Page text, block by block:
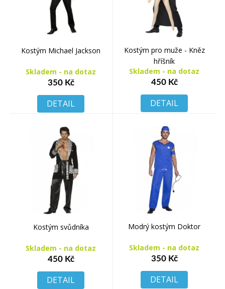
Kostým Michael Jackson
Skladem - na dotaz
350 Kč
DETAIL
Kostým pro muže - Kněz
hříšník
Skladem - na dotaz
450 Kč
DETAIL
Kostým svůdníka
Skladem - na dotaz
450 Kč
DETAIL
Modrý kostým Doktor
Skladem - na dotaz
350 Kč
DETAIL